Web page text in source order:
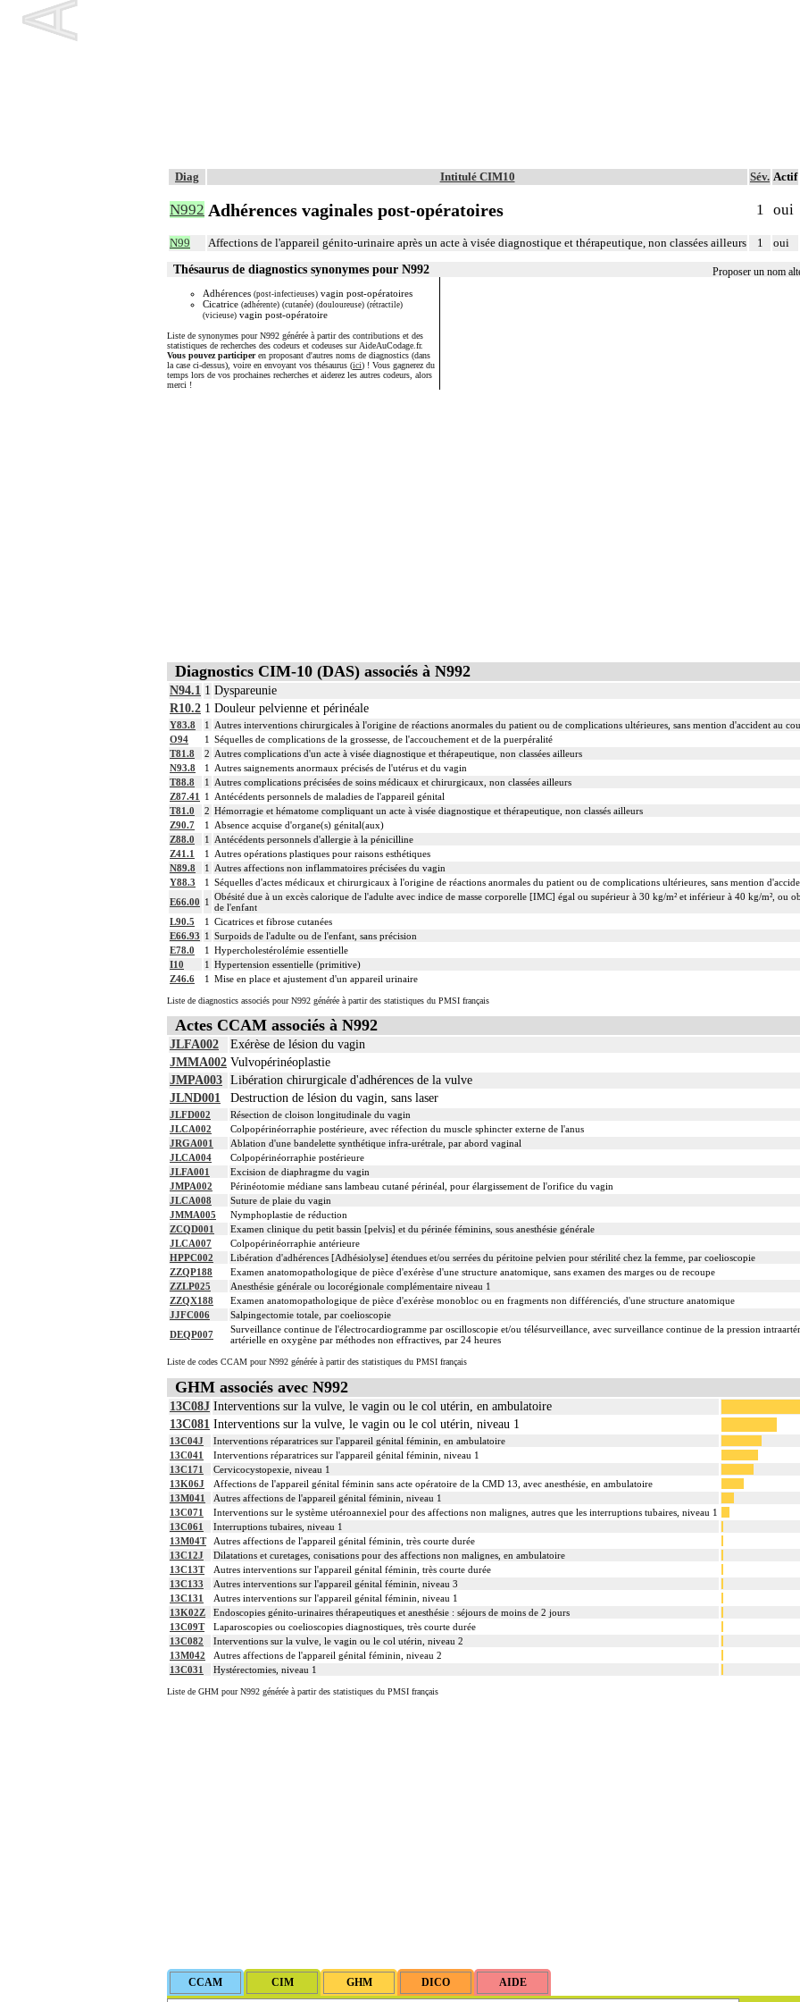
Diag Intitulé CIM10 Sév. Actif
N992 Adhérences vaginales post-opératoires 1 oui
N99 Affections de l'appareil génito-urinaire après un acte à visée diagnostique et thérapeutique, non classées ailleurs 1 oui
Proposer un nom
Thésaurus de diagnostics synonymes pour N992
Adhérences (post-infectieuses) vagin post-opératoires
Cicatrice (adhérente) (cutanée) (douloureuse) (rétractile)
(vicieuse) vagin post-opératoire
Liste de synonymes pour N992 générée à partir des contributions et des
statistiques de recherches des codeurs et codeuses sur AideAuCodage.fr.
Vous pouvez participeren proposant d'autres noms de diagnostics (dans
la case ci-dessus), voire en envoyant vos thésaurus (ici) ! Vous gagnerez du
temps lors de vos prochaines recherches et aiderez les autres codeurs, alors
merci !
Diagnostics CIM-10 (DAS) associés à N992
N94.1 1 Dyspareunie
R10.2 1 Douleur pelvienne et périnéale
Y83.8 1
Autres interventions chirurgicales à l'origine de réactions anormales du patient ou de complications ultérieures, sans mention d'accident au
O94
1 Séquelles de complications de la grossesse, de l'accouchement et de la puerpéralité
T81.8
2 Autres complications d'un acte à visée diagnostique et thérapeutique, non classées ailleurs
N93.8
1
Autres saignements anormaux précisés de l'utérus et du vagin
T88.8
1
Autres complications précisées de soins médicaux et chirurgicaux, non classées ailleurs
Z87.41
1
Antécédents personnels de maladies de l'appareil génital
T81.0
2 Hémorragie et hématome compliquant un acte à visée diagnostique et thérapeutique, non classés ailleurs
Z90.7
1
Absence acquise d'organe(s) génital(aux)
Z88.0
1
Antécédents personnels d'allergie à la pénicilline
Z41.1
1
Autres opérations plastiques pour raisons esthétiques
N89.8
1
Autres affections non inflammatoires précisées du vagin
Y88.3
1 Séquelles d'actes médicaux et chirurgicaux à l'origine de réactions anormales du patient ou de complications ultérieures, sans mention
E66.00 1 Obésité due à un excès calorique de l'adulte avec indice de masse corporelle [IMC] égal ou supérieur à 30 kg/m² et inférieur à 40 kg/m², ou
de l'enfant
L90.5
1 Cicatrices et fibrose cutanées
E66.93 1 Surpoids de l'adulte ou de l'enfant, sans précision
E78.0
1 Hypercholestérolémie essentielle
I10
1 Hypertension essentielle (primitive)
Z46.6
1 Mise en place et ajustement d'un appareil urinaire
Liste de diagnostics associés pour N992 générée à partir des statistiques du PMSI français
Actes CCAM associés à N992
JLFA002
Exérèse de lésion du vagin
JMMA002 Vulvopérinéoplastie
JMPA003 Libération chirurgicale d'adhérences de la vulve
JLND001
Destruction de lésion du vagin, sans laser
JLFD002
Résection de cloison longitudinale du vagin
JLCA002
Colpopérinéorraphie postérieure, avec réfection du muscle sphincter externe de l'anus
JRGA001
Ablation d'une bandelette synthétique infra-urétrale, par abord vaginal
JLCA004
Colpopérinéorraphie postérieure
JLFA001
Excision de diaphragme du vagin
JMPA002
Périnéotomie médiane sans lambeau cutané périnéal, pour élargissement de l'orifice du vagin
JLCA008
Suture de plaie du vagin
JMMA005
Nymphoplastie de réduction
ZCQD001
Examen clinique du petit bassin [pelvis] et du périnée féminins, sous anesthésie générale
JLCA007
Colpopérinéorraphie antérieure
HPPC002
Libération d'adhérences [Adhésiolyse] étendues et/ou serrées du péritoine pelvien pour stérilité chez la femme, par coelioscopie
ZZQP188
Examen anatomopathologique de pièce d'exérèse d'une structure anatomique, sans examen des marges ou de recoupe
ZZLP025
Anesthésie générale ou locorégionale complémentaire niveau 1
ZZQX188
Examen anatomopathologique de pièce d'exérèse monobloc ou en fragments non différenciés, d'une structure anatomique
JJFC006
Salpingectomie totale, par coelioscopie
DEQP007
Surveillance continue de l'électrocardiogramme par oscilloscopie et/ou télésurveillance, avec surveillance continue de la pression
artérielle en oxygène par méthodes non effractives, par 24 heures
Liste de codes CCAM pour N992 générée à partir des statistiques du PMSI français
GHM associés avec N992
13C08J Interventions sur la vulve, le vagin ou le col utérin, en ambulatoire
13C081 Interventions sur la vulve, le vagin ou le col utérin, niveau 1
13C04J
Interventions réparatrices sur l'appareil génital féminin, en ambulatoire
13C041
Interventions réparatrices sur l'appareil génital féminin, niveau 1
13C171
Cervicocystopexie, niveau 1
13K06J
Affections de l'appareil génital féminin sans acte opératoire de la CMD 13, avec anesthésie, en ambulatoire
13M041
Autres affections de l'appareil génital féminin, niveau 1
13C071
Interventions sur le système utéroannexiel pour des affections non malignes, autres que les interruptions tubaires, niveau 1
13C061
Interruptions tubaires, niveau 1
13M04T
Autres affections de l'appareil génital féminin, très courte durée
13C12J
Dilatations et curetages, conisations pour des affections non malignes, en ambulatoire
13C13T
Autres interventions sur l'appareil génital féminin, très courte durée
13C133
Autres interventions sur l'appareil génital féminin, niveau 3
13C131
Autres interventions sur l'appareil génital féminin, niveau 1
13K02Z
Endoscopies génito-urinaires thérapeutiques et anesthésie : séjours de moins de 2 jours
13C09T
Laparoscopies ou coelioscopies diagnostiques, très courte durée
13C082
Interventions sur la vulve, le vagin ou le col utérin, niveau 2
13M042
Autres affections de l'appareil génital féminin, niveau 2
13C031
Hystérectomies, niveau 1
Liste de GHM pour N992 générée à partir des statistiques du PMSI français